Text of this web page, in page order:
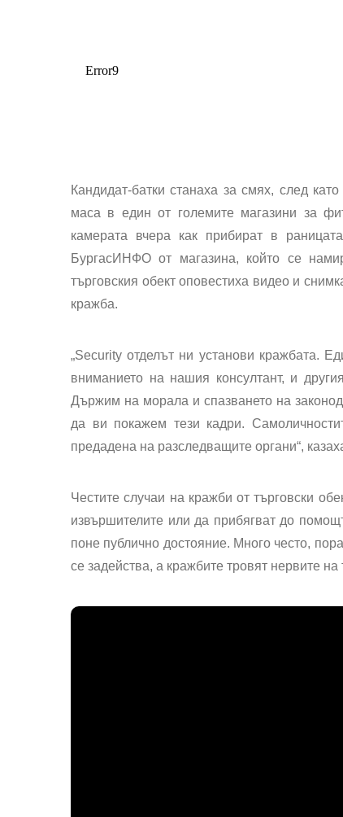
Кандидат-батки станаха за смях, след
маса в един от големите магазини за
камерата вчера как прибират в
БургасИНФО от магазина, който се
търговския обект оповестиха видео и
кражба.
„Security отделът ни установи кражбата.
вниманието на нашия консултант, и
Държим на морала и спазването на
да ви покажем тези кадри.
предадена на разследващите органи“,
Честите случаи на кражби от търговски
извършителите или да прибягват до
поне публично достояние. Много често,
се задейства, а кражбите тровят нервите на